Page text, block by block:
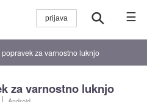
☰
za varnostno luknjo
za varnostno luknjo